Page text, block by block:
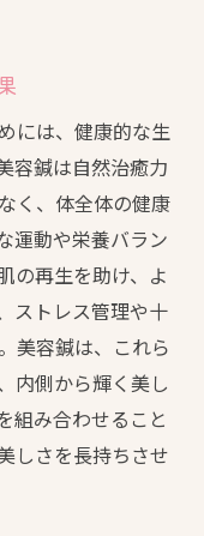
には、健康的な生
容鍼は自然治癒力
く、体全体の健康
運動や栄養バラン
の再生を助け、よ
ストレス管理や十
美容鍼は、これら
内側から輝く美し
組み合わせること
しさを長持ちさせ